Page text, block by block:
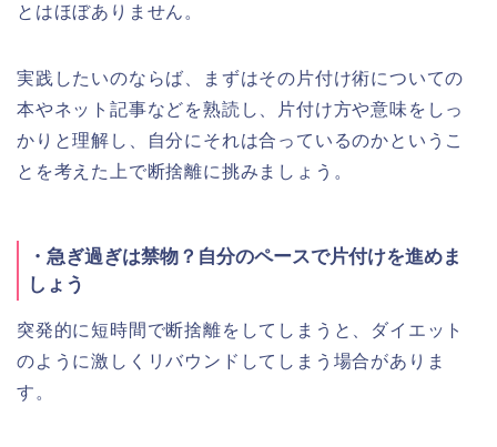
とはほぼありません。
実践したいのならば、まずはその片付け術についての
本やネット記事などを熟読し、片付け方や意味をしっ
かりと理解し、自分にそれは合っているのかというこ
とを考えた上で断捨離に挑みましょう。
・急ぎ過ぎは禁物？自分のペースで片付けを進めま
しょう
突発的に短時間で断捨離をしてしまうと、ダイエット
のように激しくリバウンドしてしまう場合がありま
す。